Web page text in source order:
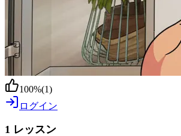
100%(1)
ログイン
1 レッスン